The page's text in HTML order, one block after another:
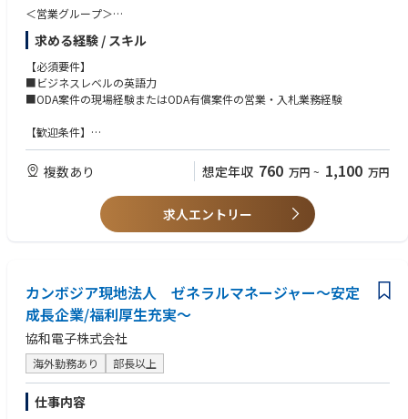
＜営業グループ＞
■海外土木案件に対する営業方針の策定
■国内外顧客からの営業情報の収集と管理
■海外拠点（海外関係会社、海外事務所）との営業業務連携及び支援
■営業情報の各海外拠点、国際部門内への展開、報告
■各種営業資料の準備
■入札に係る対応
＜技術営業グループ＞
■客先（JICA、コンサルタント、発注者）に対する技術的提案
■案件形成段階における技術的検討
■与信審査・社内審査等のスケジュール管理
■監査・ISO対応
求める経験 / スキル
【必須要件】
■ビジネスレベルの英語力
■ODA案件の現場経験またはODA有償案件の営業・入札業務経験
【歓迎条件】
■契約実務経験
【求める人物像】
■対人折衝力のある方、集団統率力のある方
■プレッシャーを跳ね返す力のある方
■前例のない課題に積極的に取り組む姿勢のある方
複数あり 想定年収 760 万円 ~ 1,100 万円
求人エントリー
カンボジア現地法人 ゼネラルマネージャー～安定
成長企業/福利厚生充実～
協和電子株式会社
海外勤務あり 部長以上
仕事内容